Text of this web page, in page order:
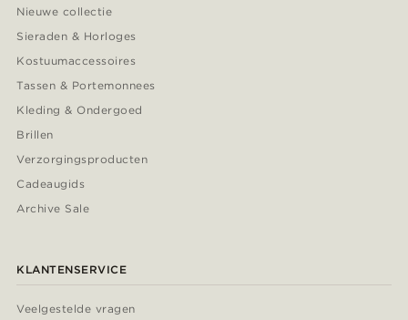
Nieuwe collectie
Sieraden & Horloges
Kostuumaccessoires
Tassen & Portemonnees
Kleding & Ondergoed
Brillen
Verzorgingsproducten
Cadeaugids
Archive Sale
KLANTENSERVICE
Veelgestelde vragen